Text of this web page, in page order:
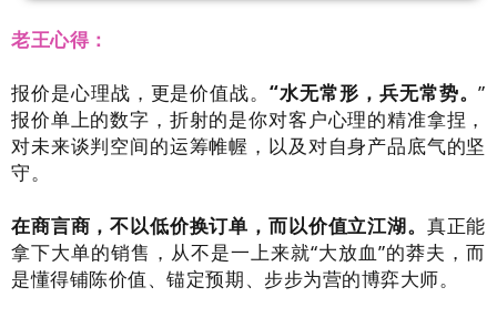
老王心得：
报价是心理战，更是价值战。“水无常形，兵无常势。”
报价单上的数字，折射的是你对客户心理的精准拿捏，
对未来谈判空间的运筹帷幄，以及对自身产品底气的坚
守。
在商言商，不以低价换订单，而以价值立江湖。 真正能
拿下大单的销售，从不是一上来就“大放血”的莽夫，而
是懂得铺陈价值、锚定预期、步步为营的博弈大师。